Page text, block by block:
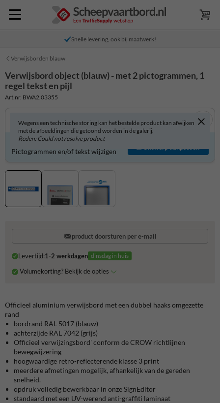
Snelle levering, ook bij maatwerk!
Verwijsborden blauw
Verwijsbord object (blauw) - met 2 pictogrammen, 1
regel tekst en pijl
Art.nr. BWA2.03355
Wegens een technische storing kan het bestelde product kan afwijken
met de afbeeldingen die getoond worden in de galerij.
Reden: Could not resolve product
Verwijsbord zelf aanpassen?
Pictogrammen en/of tekst wijzigen
Ontwerp aanpassen
product doorsturen per e-mail
Levertijd:1-2 werkdagen dinsdag in huis
Volumekorting? Bekijk de opties
Officieel aluminium verwijsbord met een dubbel haaks omgezette
rand
bordrand RAL 5017 (blauw)
achterzijde RAL 7042 (grijs)
Officieel verwijzingsbord' conform de CROW richtlijnen
bewegwijzering
hoogwaardige retro-reflecterende klasse 3 print
meerdere afmetingen mogelijk, afhankelijk van de gereden
snelheid.
opdruk volledig bewerkbaar in onze SignEditor
standaard met een UV-werend anti-graffiti laminaat